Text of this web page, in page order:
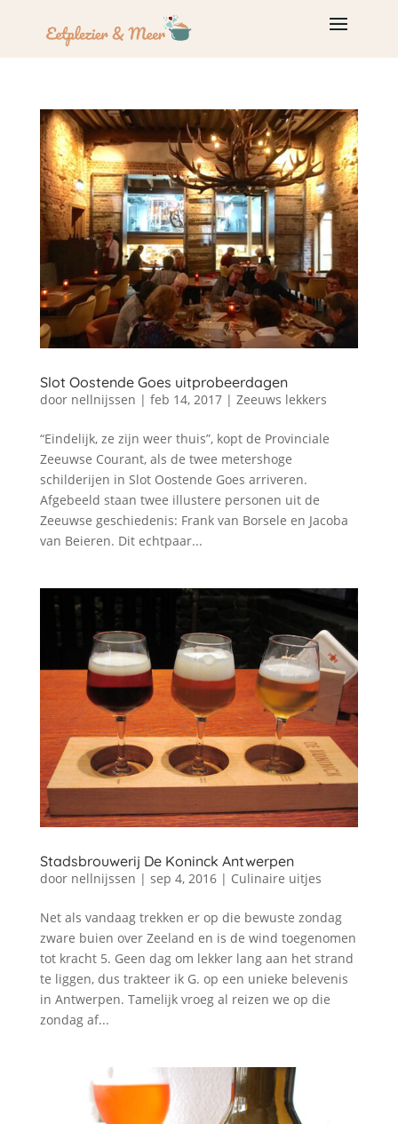
Slot Oostende Goes uitprobeerdagen
door nellnijssen | feb 14, 2017| Zeeuws lekkers
“Eindelijk, ze zijn weer thuis”, kopt de Provinciale
Zeeuwse Courant, als de twee metershoge
schilderijen in Slot Oostende Goes arriveren.
Afgebeeld staan twee illustere personen uit de
Zeeuwse geschiedenis: Frank van Borsele en Jacoba
van Beieren. Dit echtpaar...
Stadsbrouwerij De Koninck Antwerpen
door nellnijssen | sep 4, 2016| Culinaire uitjes
Net als vandaag trekken er op die bewuste zondag
zware buien over Zeeland en is de wind toegenomen
tot kracht 5. Geen dag om lekker lang aan het strand
te liggen, dus trakteer ik G. op een unieke belevenis
in Antwerpen. Tamelijk vroeg al reizen we op die
zondag af...